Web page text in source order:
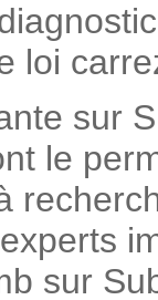
loi
sur
le
sur